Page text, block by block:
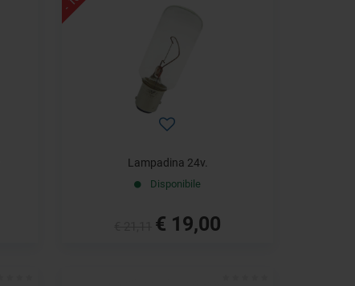
Lampadina 24v.
Disponibile
€ 19,00